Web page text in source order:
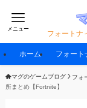
フォートナ
メニュー
ホーム フォート
マグのゲームブログ フォ
所まとめ【Fortnite】